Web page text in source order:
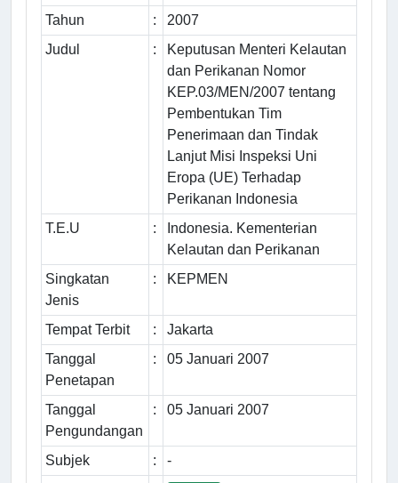
Tahun
:
2007
Judul
:
Keputusan Menteri Kelautan
dan Perikanan Nomor
KEP.03/MEN/2007 tentang
Pembentukan Tim
Penerimaan dan Tindak
Lanjut Misi Inspeksi Uni
Eropa (UE) Terhadap
Perikanan Indonesia
T.E.U
:
Indonesia. Kementerian
Kelautan dan Perikanan
Singkatan
Jenis
: KEPMEN
Tempat Terbit :
Jakarta
Tanggal
Penetapan
: 05 Januari 2007
Tanggal
Pengundangan
: 05 Januari 2007
Subjek :
-